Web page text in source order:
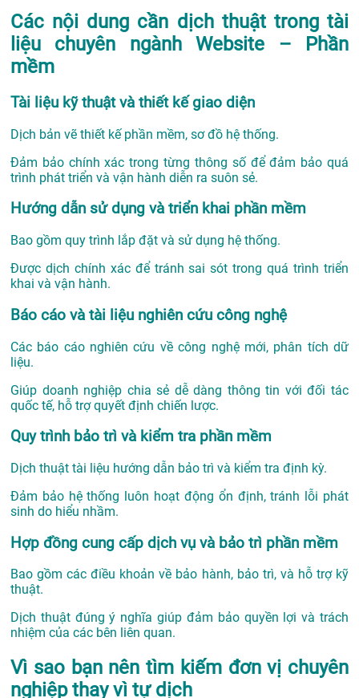
Các nội dung cần dịch thuật trong tài
liệu chuyên ngành Website – Phần
mềm
Tài liệu kỹ thuật và thiết kế giao diện
Dịch bản vẽ thiết kế phần mềm, sơ đồ hệ thống.
Đảm bảo chính xác trong từng thông số để đảm bảo quá
trình phát triển và vận hành diễn ra suôn sẻ.
Hướng dẫn sử dụng và triển khai phần mềm
Bao gồm quy trình lắp đặt và sử dụng hệ thống.
Được dịch chính xác để tránh sai sót trong quá trình triển
khai và vận hành.
Báo cáo và tài liệu nghiên cứu công nghệ
Các báo cáo nghiên cứu về công nghệ mới, phân tích dữ
liệu.
Giúp doanh nghiệp chia sẻ dễ dàng thông tin với đối tác
quốc tế, hỗ trợ quyết định chiến lược.
Quy trình bảo trì và kiểm tra phần mềm
Dịch thuật tài liệu hướng dẫn bảo trì và kiểm tra định kỳ.
Đảm bảo hệ thống luôn hoạt động ổn định, tránh lỗi phát
sinh do hiểu nhầm.
Hợp đồng cung cấp dịch vụ và bảo trì phần mềm
Bao gồm các điều khoản về bảo hành, bảo trì, và hỗ trợ kỹ
thuật.
Dịch thuật đúng ý nghĩa giúp đảm bảo quyền lợi và trách
nhiệm của các bên liên quan.
Vì sao bạn nên tìm kiếm đơn vị chuyên
nghiệp thay vì tự dịch